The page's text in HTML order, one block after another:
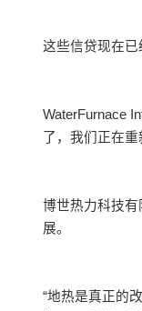
这些信贷现在
WaterFurnace
了，我们正在
博世热力科技
展。
“地热是真正的